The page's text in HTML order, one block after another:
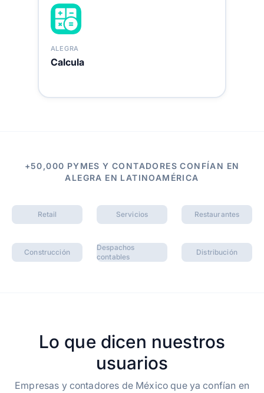
ALEGRA
Calcula
+50,000 PYMES Y CONTADORES CONFÍAN EN
ALEGRA EN LATINOAMÉRICA
Retail Servicios Restaurantes
Construcción
Despachos
contables
Distribución
Lo que dicen nuestros
usuarios
Empresas y contadores de México que ya confían en